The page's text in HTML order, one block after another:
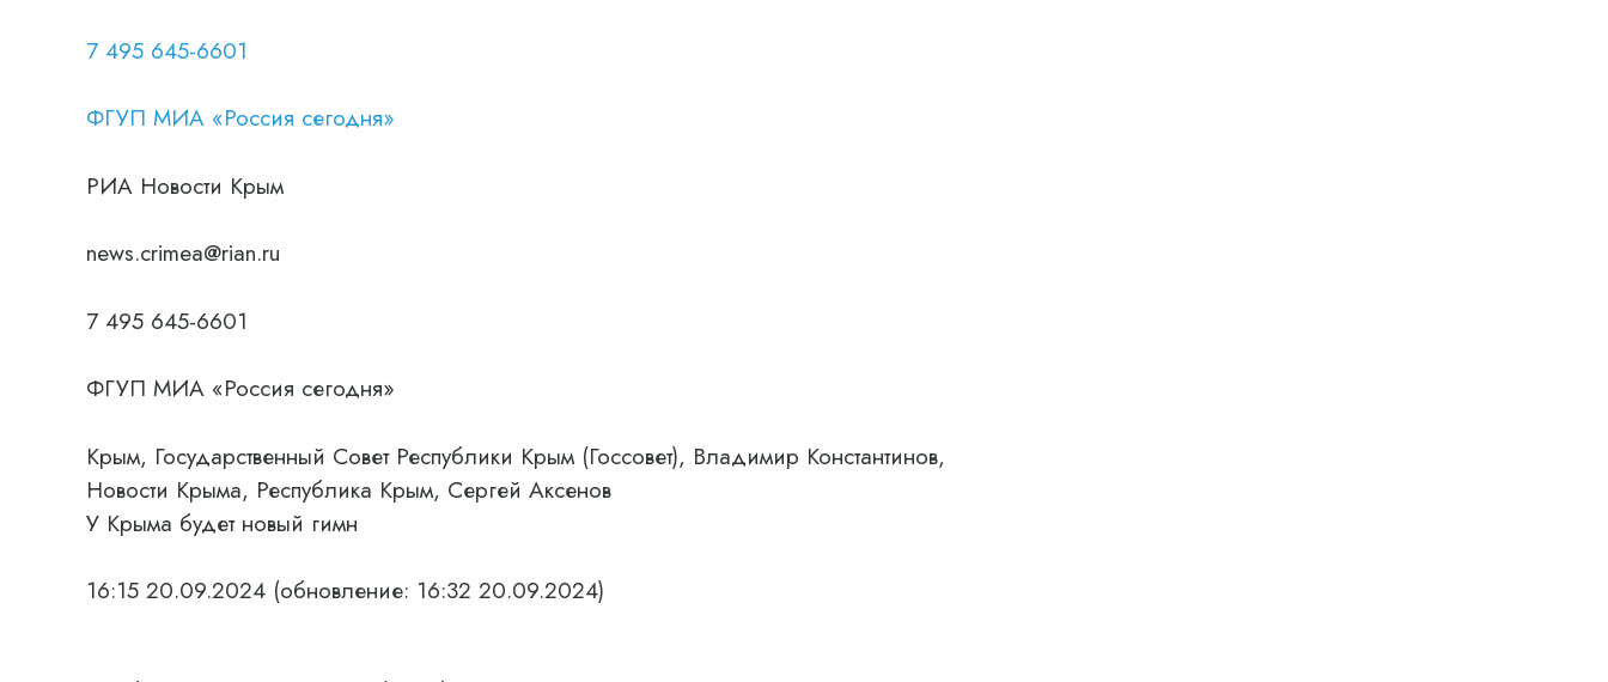
7 495 645-6601
ФГУП МИА «Россия сегодня»
РИА Новости Крым
news.crimea@rian.ru
7 495 645-6601
ФГУП МИА «Россия сегодня»
Крым, Государственный Совет Республики Крым (Госсовет), Владимир Константинов,
Новости Крыма, Республика Крым, Сергей Аксенов
У Крыма будет новый гимн
16:15 20.09.2024 (обновление: 16:32 20.09.2024)